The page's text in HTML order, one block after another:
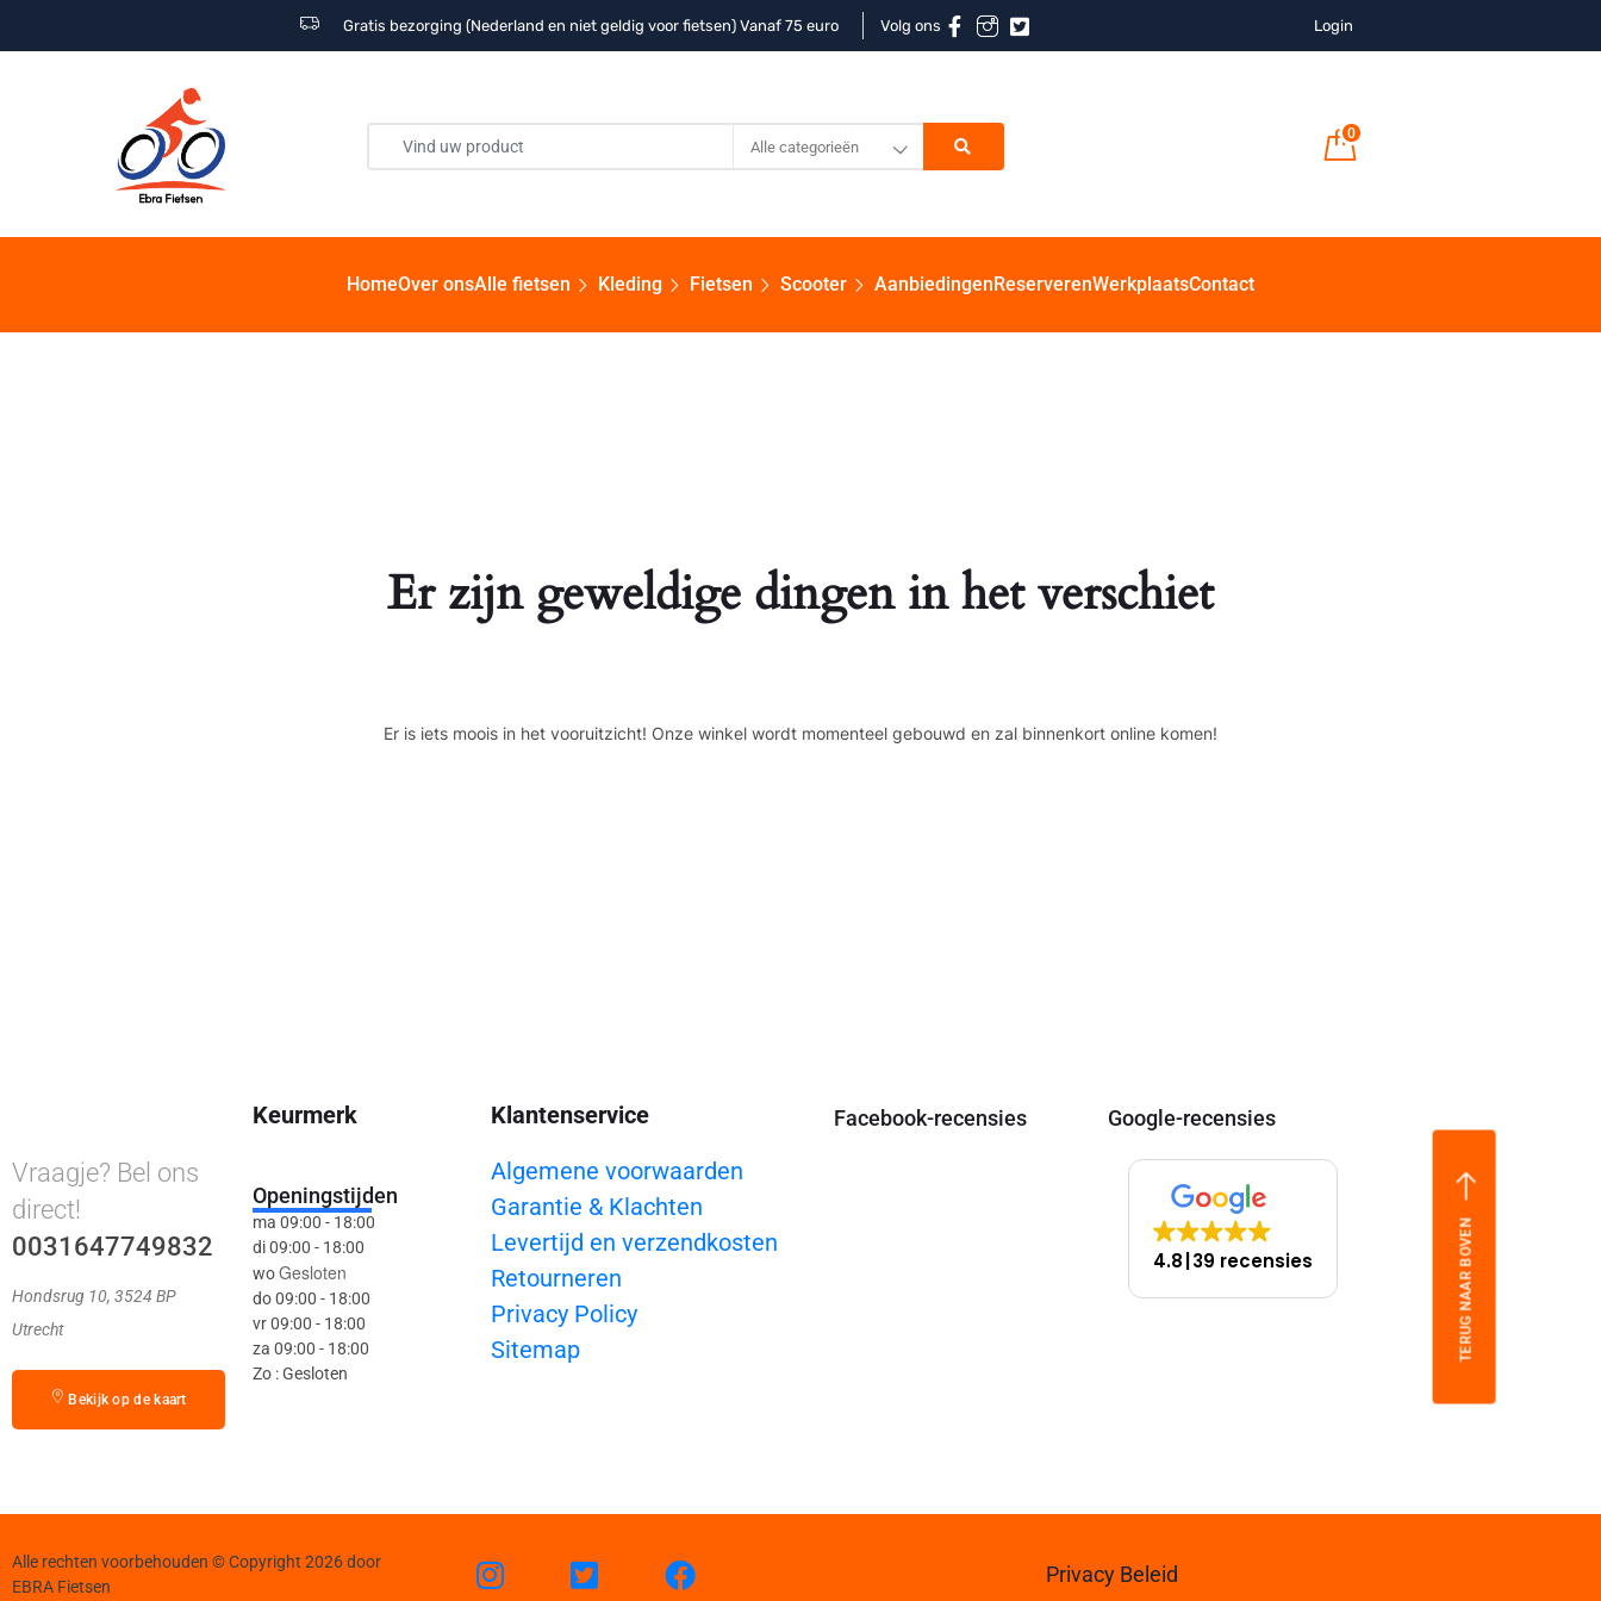
Gratis bezorging (Nederland en niet geldig voor fietsen) Vanaf 75 euro Volg ons Login
Alle categorieën
0
HomeOver onsAlle fietsen Kleding Fietsen Scooter AanbiedingenReserverenWerkplaatsContact
Er zijn geweldige dingen in het verschiet
Er is iets moois in het vooruitzicht! Onze winkel wordt momenteel gebouwd en zal binnenkort online komen!
Vraagje? Bel ons
direct!
0031647749832
Hondsrug 10, 3524 BP
Utrecht
Bekijk op de kaart
Keurmerk
Openingstijden
ma 09:00 - 18:00
di 09:00 - 18:00
woGesloten
do 09:00 - 18:00
vr 09:00 - 18:00
za 09:00 - 18:00
Zo : Gesloten
Klantenservice
Algemene voorwaarden
Garantie & Klachten
Levertijd en verzendkosten
Retourneren
Privacy Policy
Sitemap
Facebook-recensies Google-recensies
4.8 39 recensies TERUG NAAR BOVEN
Alle rechten voorbehouden © Copyright 2026 door
EBRA Fietsen
Privacy Beleid